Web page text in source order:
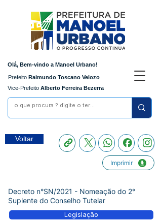
Olá, Bem-vindo a Manoel Urbano!
Prefeito Raimundo Toscano Velozo
Vice-Prefeito Alberto Ferreira Bezerra
Voltar
Imprimir
Decreto n°SN/2021 - Nomeação do 2°
Suplente do Conselho Tutelar
Legislação